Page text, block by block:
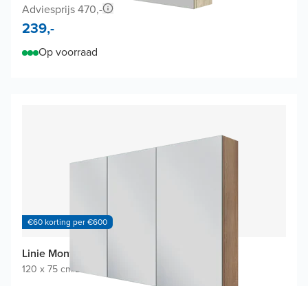
Adviesprijs 470,-
239,-
Op voorraad
€60 korting per €600
Linie Montro spiegelkast
120 x 75 cm|Bruine eik